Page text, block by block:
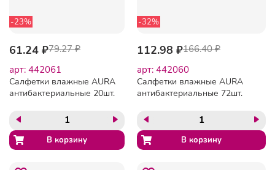
-23%
61.24 ₽79.27 ₽
арт: 442061
Салфетки влажные AURA
антибактериальные 20шт.
-32%
112.98 ₽166.40 ₽
арт: 442060
Салфетки влажные AURA
антибактериальные 72шт.